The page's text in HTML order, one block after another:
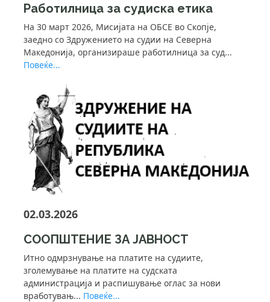
Работилница за судиска етика
На 30 март 2026, Мисијата на ОБСЕ во Скопје,
заедно со Здружението на судии на Северна
Македонија, организираше работилница за суд...
Повеќе...
02.03.2026
СООПШТЕНИЕ ЗА ЈАВНОСТ
Итно одмрзнување на платите на судиите,
зголемување на платите на судската
администрација и распишување оглас за нови
вработувањ... Повеќе...